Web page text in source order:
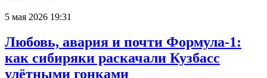
5 мая 2026 19:31
Любовь, авария и почти Формула-1:
как сибиряки раскачали Кузбасс
улётными гонками